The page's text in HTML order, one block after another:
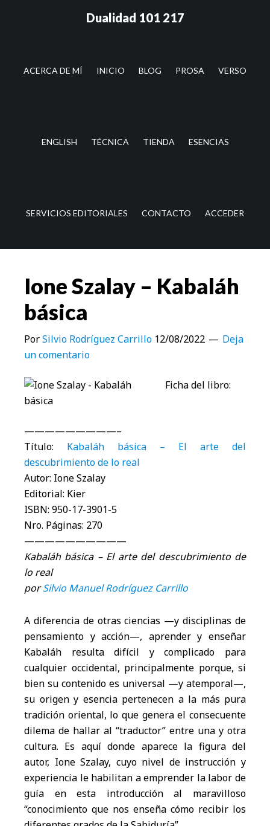
lateral
Dualidad 101 217
ACERCA DE MÍ INICIO BLOG PROSA VERSO
ENGLISH TÉCNICA TIENDA ESENCIAS
SERVICIOS EDITORIALES CONTACTO ACCEDER
Ione Szalay – Kabaláh
básica
PorSilvio Rodríguez Carrillo 12/08/2022
Deja
un comentario
Ficha del libro:
—————————–
Título: Kabaláh básica – El arte del
descubrimiento de lo real
Autor: Ione Szalay
Editorial: Kier
ISBN: 950-17-3901-5
Nro. Páginas: 270
——————————
Kabaláh básica – El arte del descubrimiento de
lo real
porSilvio Manuel Rodríguez Carrillo
A diferencia de otras ciencias —y disciplinas de
pensamiento y acción—, aprender y enseñar
Kabaláh resulta difícil y complicado para
cualquier occidental, principalmente porque, si
bien su contenido es universal —y atemporal—,
su origen y esencia pertenecen a la más pura
tradición oriental, lo que genera el consecuente
dilema de hallar al “traductor” entre una y otra
cultura. Es aquí donde aparece la figura del
autor, Ione Szalay, cuyo nivel de instrucción y
experiencia le habilitan a emprender la labor de
guía en esta introducción al maravilloso
“conocimiento que nos enseña cómo recibir los